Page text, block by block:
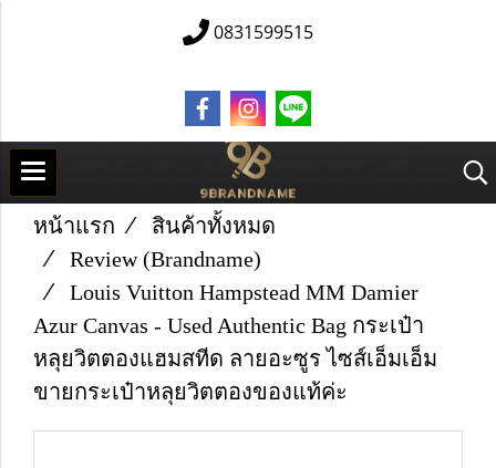
0831599515
หน้าแรก
สินค้าทั้งหมด
Review (Brandname)
Louis Vuitton Hampstead MM Damier
Azur Canvas - Used Authentic Bag กระเป๋า
หลุยวิตตองแฮมสทีด ลายอะซูร ไซส์เอ็มเอ็ม
ขายกระเป๋าหลุยวิตตองของแท้ค่ะ